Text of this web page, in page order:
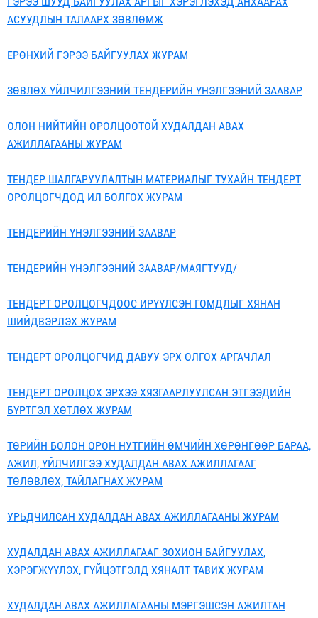
АСУУДЛЫН ТАЛААРХ ЗӨВЛӨМЖ
ЕРӨНХИЙ ГЭРЭЭ БАЙГУУЛАХ ЖУРАМ
ЗӨВЛӨХ ҮЙЛЧИЛГЭЭНИЙ ТЕНДЕРИЙН ҮНЭЛГЭЭНИЙ ЗААВАР
ОЛОН НИЙТИЙН ОРОЛЦООТОЙ ХУДАЛДАН АВАХ
АЖИЛЛАГААНЫ ЖУРАМ
ТЕНДЕР ШАЛГАРУУЛАЛТЫН МАТЕРИАЛЫГ ТУХАЙН ТЕНДЕРТ
ОРОЛЦОГЧДОД ИЛ БОЛГОХ ЖУРАМ
ТЕНДЕРИЙН ҮНЭЛГЭЭНИЙ ЗААВАР
ТЕНДЕРИЙН ҮНЭЛГЭЭНИЙ ЗААВАР/МАЯГТУУД/
ТЕНДЕРТ ОРОЛЦОГЧДООС ИРҮҮЛСЭН ГОМДЛЫГ ХЯНАН
ШИЙДВЭРЛЭХ ЖУРАМ
ТЕНДЕРТ ОРОЛЦОГЧИД ДАВУУ ЭРХ ОЛГОХ АРГАЧЛАЛ
ТЕНДЕРТ ОРОЛЦОХ ЭРХЭЭ ХЯЗГААРЛУУЛСАН ЭТГЭЭДИЙН
БҮРТГЭЛ ХӨТЛӨХ ЖУРАМ
ТӨРИЙН БОЛОН ОРОН НУТГИЙН ӨМЧИЙН ХӨРӨНГӨӨР БАРАА,
АЖИЛ, ҮЙЛЧИЛГЭЭ ХУДАЛДАН АВАХ АЖИЛЛАГААГ
ТӨЛӨВЛӨХ, ТАЙЛАГНАХ ЖУРАМ
УРЬДЧИЛСАН ХУДАЛДАН АВАХ АЖИЛЛАГААНЫ ЖУРАМ
ХУДАЛДАН АВАХ АЖИЛЛАГААГ ЗОХИОН БАЙГУУЛАХ,
ХЭРЭГЖҮҮЛЭХ, ГҮЙЦЭТГЭЛД ХЯНАЛТ ТАВИХ ЖУРАМ
ХУДАЛДАН АВАХ АЖИЛЛАГААНЫ МЭРГЭШСЭН АЖИЛТАН